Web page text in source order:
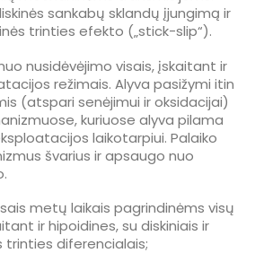
sankabų sklandų įjungimą ir
trinties efekto („stick-slip“).
nusidėvėjimo visais, įskaitant ir
režimais. Alyva pasižymi itin
(atspari senėjimui ir oksidacijai)
kuriuose alyva pilama
laikotarpiui. Palaiko
švarius ir apsaugo nuo
metų laikais pagrindinėms visų
ir hipoidines, su diskiniais ir
trinties diferencialais;